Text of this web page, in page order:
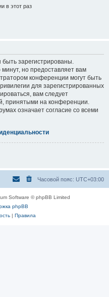
в этот раз
зарегистрированы.
минут, но предоставляет вам
конференции могут быть
для зарегистрированных
вам следует
принятыми на конференции.
означает согласие со всеми
Часовой пояс: UTC+03:00
Software © phpBB Limited
phpBB
| Правила